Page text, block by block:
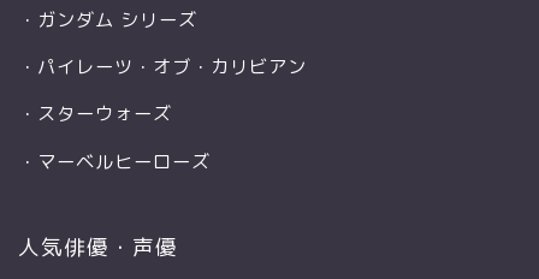
・ ガンダム シリーズ
・ パイレーツ・オブ・カリビアン
・ スターウォーズ
・ マーベルヒーローズ
人気俳優・声優